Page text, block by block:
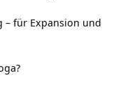
für Expansion und